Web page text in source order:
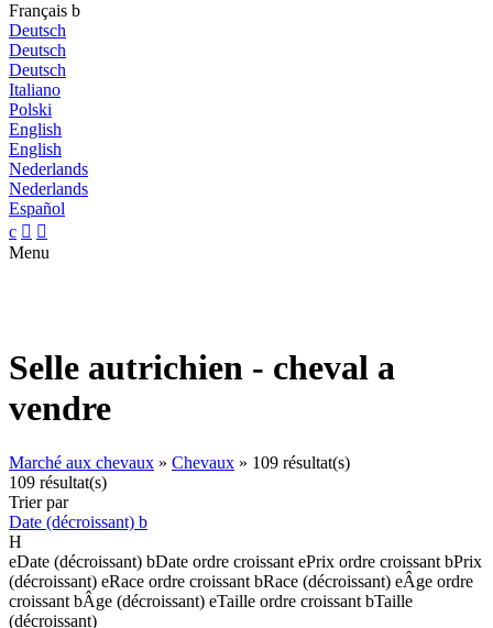
Français b
Deutsch
Deutsch
Deutsch
Italiano
Polski
English
English
Nederlands
Nederlands
Español
c  
Menu
Selle autrichien - cheval a
vendre
Marché aux chevaux » Chevaux » 109 résultat(s)
109 résultat(s)
Trier par
Date (décroissant) b
H
eDate (décroissant) bDate ordre croissant ePrix ordre croissant bPrix
(décroissant) eRace ordre croissant bRace (décroissant) eÂge ordre
croissant bÂge (décroissant) eTaille ordre croissant bTaille
(décroissant)